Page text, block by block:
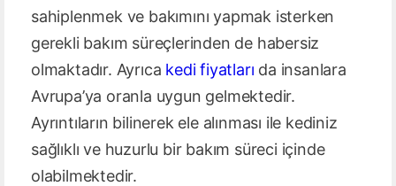
sahiplenmek ve bakımını yapmak isterken
gerekli bakım süreçlerinden de habersiz
olmaktadır. Ayrıca kedi fiyatları da insanlara
Avrupa’ya oranla uygun gelmektedir.
Ayrıntıların bilinerek ele alınması ile kediniz
sağlıklı ve huzurlu bir bakım süreci içinde
olabilmektedir.